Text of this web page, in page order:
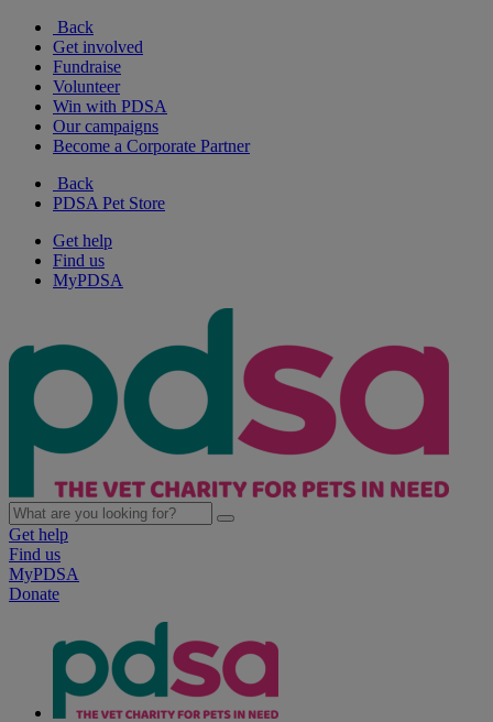
Back
Get involved
Fundraise
Volunteer
Win with PDSA
Our campaigns
Become a Corporate Partner
Back
PDSA Pet Store
Get help
Find us
MyPDSA
Get help
Find us
MyPDSA
Donate